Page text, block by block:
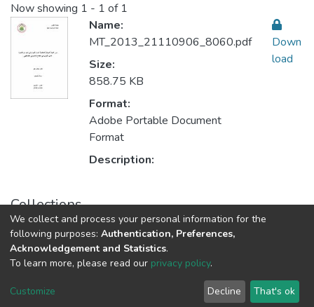
Now showing 1 - 1 of 1
Name:
MT_2013_21110906_8060.pdf
Size:
858.75 KB
Format:
Adobe Portable Document
Format
Description:
Down
load
Collections
Sustainable Rural Development التنمية الريفية المستدامة
Cookie
End User
Agreement
Send
Feedback
We collect and process your personal information for the
following purposes: Authentication, Preferences,
Acknowledgement and Statistics.
To learn more, please read our privacy policy.
Customize Decline That's ok